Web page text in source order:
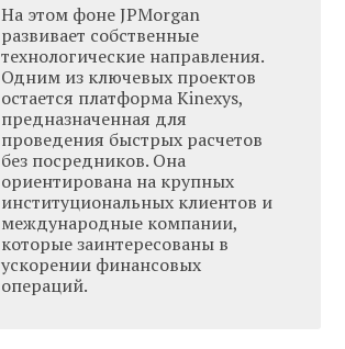
На этом фоне JPMorgan
развивает собственные
технологические направления.
Одним из ключевых проектов
остается платформа Kinexys,
предназначенная для
проведения быстрых расчетов
без посредников. Она
ориентирована на крупных
институциональных клиентов и
международные компании,
которые заинтересованы в
ускорении финансовых
операций.